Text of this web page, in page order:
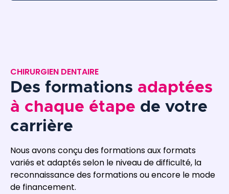
CHIRURGIEN DENTAIRE
Des formations adaptées
à chaque étape de votre
carrière
Nous avons conçu des formations aux formats
variés et adaptés selon le niveau de difficulté, la
reconnaissance des formations ou encore le mode
de financement.